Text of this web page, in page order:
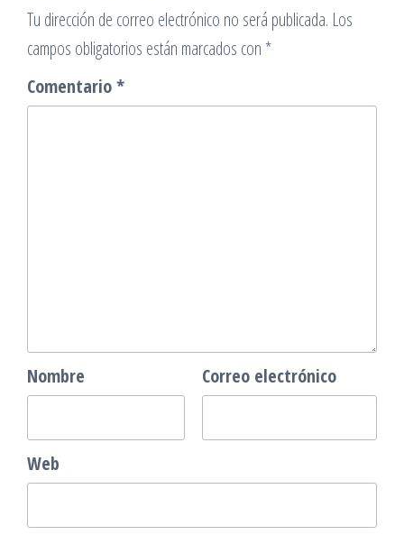
Tu dirección de correo electrónico no será publicada. Los
campos obligatorios están marcados con *
Comentario*
Nombre Correo electrónico
Web